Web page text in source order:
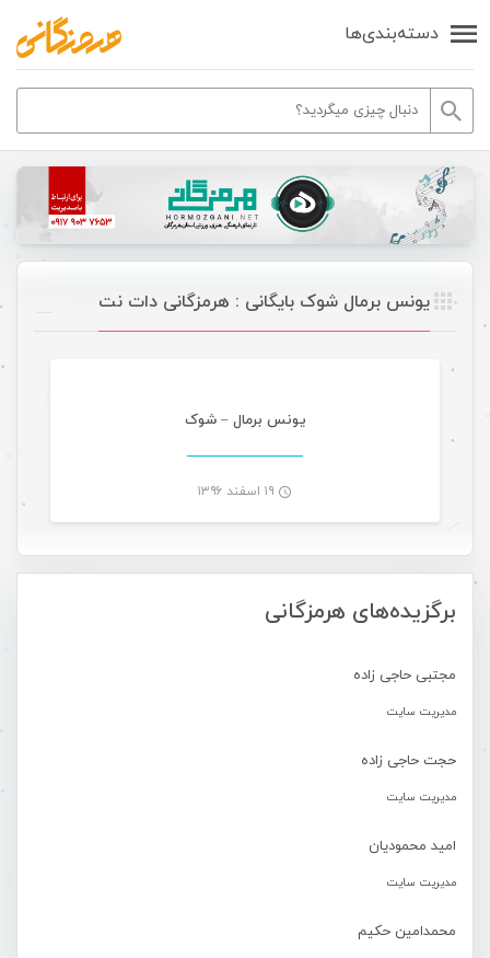
دسته‌بندی‌ها
برگزیده‌های هرمزگانی
مجتبی حاجی زاده
مدیریت سایت
حجت حاجی زاده
مدیریت سایت
امید محمودیان
مدیریت سایت
محمدامین حکیم
یونس برمال شوک بایگانی : هرمزگانی دات نت
یونس برمال – شوک
۱۹ اسفند ۱۳۹۶